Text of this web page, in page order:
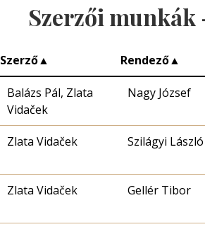
Szerzői munkák
Szerző▲ Rendező▲
Balázs Pál, Zlata
Vidaček
Nagy József
Zlata Vidaček Szilágyi László
Zlata Vidaček Gellér Tibor